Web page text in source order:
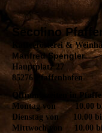
Secolino
Kaffeerösterei &
Manfred Spengler
Hauptplatz 27
85276 Pfaffenhofen
Öffnungszeiten in
Montag von 10.00
Dienstag von 10.00
Mittwoch von 10.00